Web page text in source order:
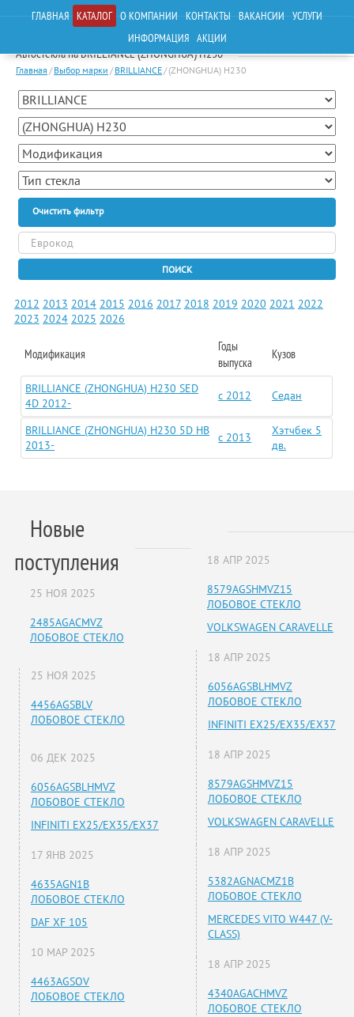
ГЛАВНАЯ КАТАЛОГ О КОМПАНИИ КОНТАКТЫ ВАКАНСИИ УСЛУГИ
ИНФОРМАЦИЯ АКЦИИ
Автостекла на BRILLIANCE (ZHONGHUA) H230
Главная / Выбор марки / BRILLIANCE/ (ZHONGHUA) H230
Очистить фильтр
ПОИСК
2012 2013 2014 2015 2016 2017 2018 2019 2020 2021 2022
2023 2024 2025 2026
Модификация
Годы
выпуска
Кузов
BRILLIANCE (ZHONGHUA) H230 SED
4D 2012-
c 2012 Седан
BRILLIANCE (ZHONGHUA) H230 5D HB
2013-
c 2013
Хэтчбек 5
дв.
Новые
поступления
25 НОЯ 2025
2485AGACMVZ
ЛОБОВОЕ СТЕКЛО
25 НОЯ 2025
4456AGSBLV
ЛОБОВОЕ СТЕКЛО
06 ДЕК 2025
6056AGSBLHMVZ
ЛОБОВОЕ СТЕКЛО
INFINITI EX25/EX35/EX37
17 ЯНВ 2025
4635AGN1B
ЛОБОВОЕ СТЕКЛО
DAF XF 105
10 МАР 2025
4463AGSOV
ЛОБОВОЕ СТЕКЛО
18 АПР 2025
8579AGSHMVZ15
ЛОБОВОЕ СТЕКЛО
VOLKSWAGEN CARAVELLE
18 АПР 2025
6056AGSBLHMVZ
ЛОБОВОЕ СТЕКЛО
INFINITI EX25/EX35/EX37
18 АПР 2025
8579AGSHMVZ15
ЛОБОВОЕ СТЕКЛО
VOLKSWAGEN CARAVELLE
18 АПР 2025
5382AGNACMZ1B
ЛОБОВОЕ СТЕКЛО
MERCEDES VITO W447 (V-
CLASS)
18 АПР 2025
4340AGACHMVZ
ЛОБОВОЕ СТЕКЛО